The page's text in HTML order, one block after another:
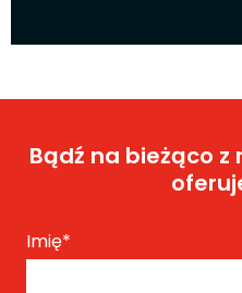
Bądź na bieżąco
Imię*